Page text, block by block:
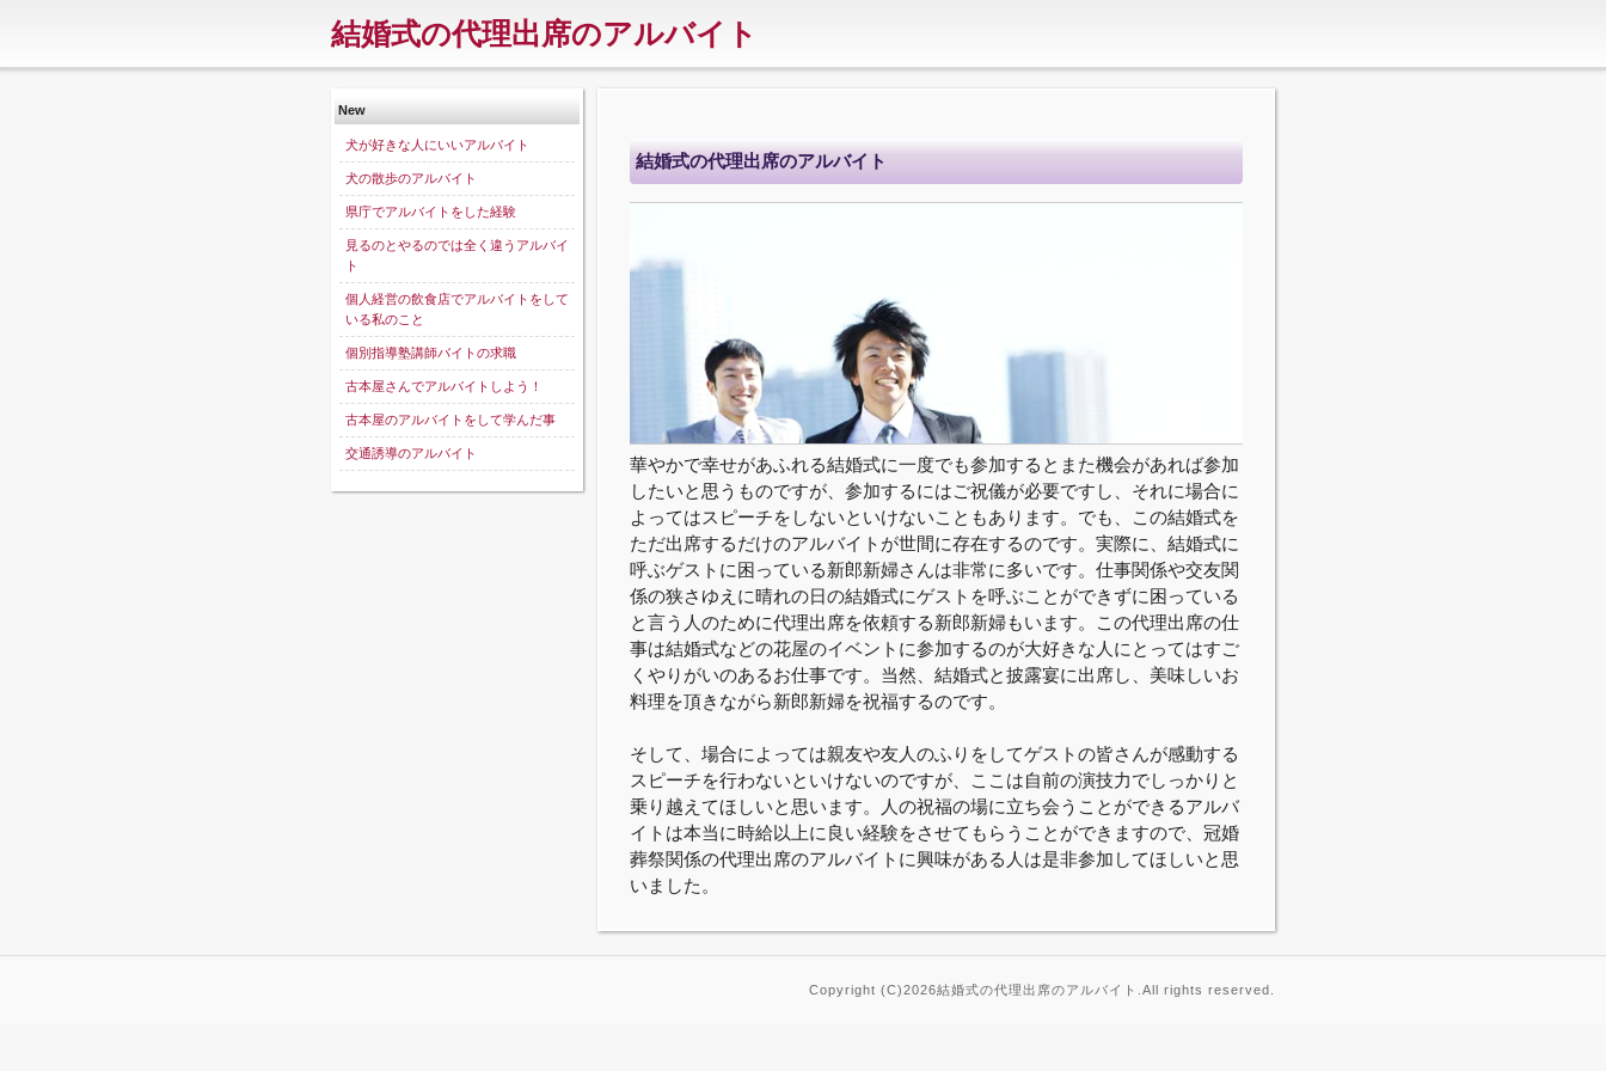
結婚式の代理出席のアルバイト
New
犬が好きな人にいいアルバイト
犬の散歩のアルバイト
県庁でアルバイトをした経験
見るのとやるのでは全く違うアルバイ
ト
個人経営の飲食店でアルバイトをして
いる私のこと
個別指導塾講師バイトの求職
古本屋さんでアルバイトしよう！
古本屋のアルバイトをして学んだ事
交通誘導のアルバイト
結婚式の代理出席のアルバイト
華やかで幸せがあふれる結婚式に一度でも参加するとまた機会があれば参加
したいと思うものですが、参加するにはご祝儀が必要ですし、それに場合に
よってはスピーチをしないといけないこともあります。でも、この結婚式を
ただ出席するだけのアルバイトが世間に存在するのです。実際に、結婚式に
呼ぶゲストに困っている新郎新婦さんは非常に多いです。仕事関係や交友関
係の狭さゆえに晴れの日の結婚式にゲストを呼ぶことができずに困っている
と言う人のために代理出席を依頼する新郎新婦もいます。この代理出席の仕
事は結婚式などの花屋のイベントに参加するのが大好きな人にとってはすご
くやりがいのあるお仕事です。当然、結婚式と披露宴に出席し、美味しいお
料理を頂きながら新郎新婦を祝福するのです。
そして、場合によっては親友や友人のふりをしてゲストの皆さんが感動する
スピーチを行わないといけないのですが、ここは自前の演技力でしっかりと
乗り越えてほしいと思います。人の祝福の場に立ち会うことができるアルバ
イトは本当に時給以上に良い経験をさせてもらうことができますので、冠婚
葬祭関係の代理出席のアルバイトに興味がある人は是非参加してほしいと思
いました。
Copyright (C)2026結婚式の代理出席のアルバイト.All rights reserved.